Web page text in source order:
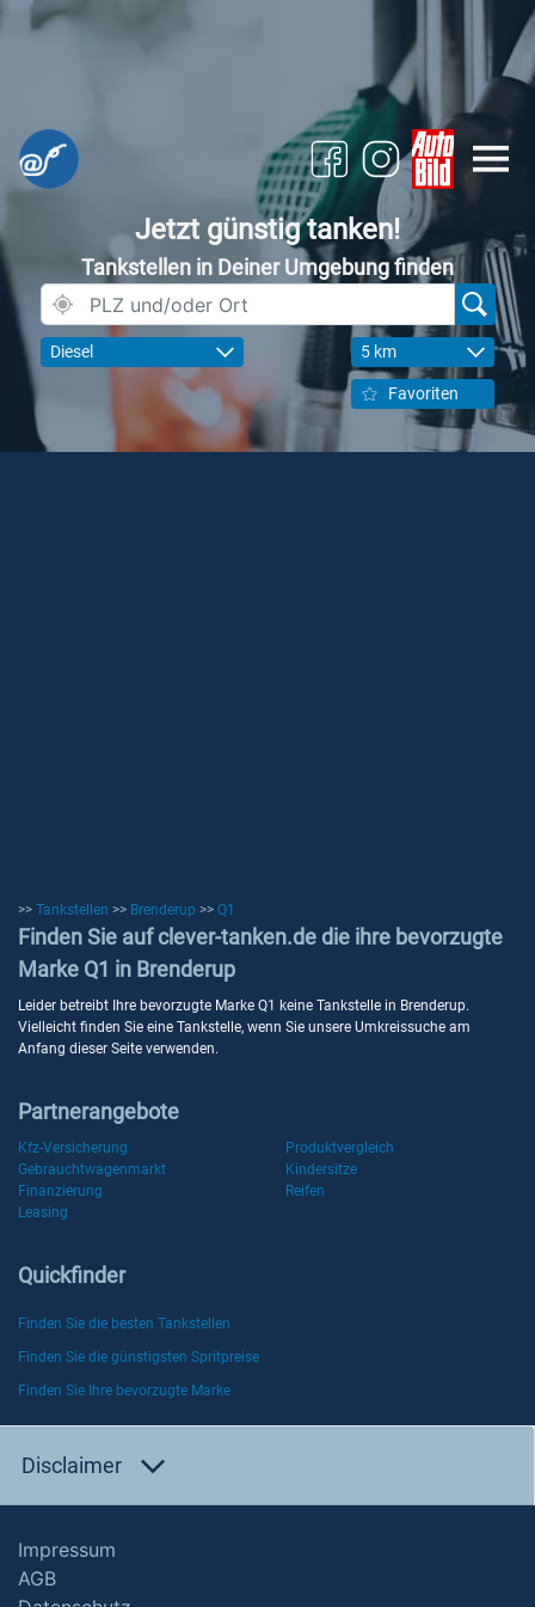
Jetzt günstig tanken!
Tankstellen in Deiner Umgebung finden
Diesel 5 km
Favoriten
>> Tankstellen >> Brenderup >> Q1
Finden Sie auf clever-tanken.de die ihre bevorzugte
Marke Q1 in Brenderup
Leider betreibt Ihre bevorzugte Marke Q1 keine Tankstelle in Brenderup.
Vielleicht finden Sie eine Tankstelle, wenn Sie unsere Umkreissuche am
Anfang dieser Seite verwenden.
Partnerangebote
Kfz-Versicherung
Produktvergleich
Gebrauchtwagenmarkt
Kindersitze
Finanzierung
Reifen
Leasing
Quickfinder
Finden Sie die besten Tankstellen
Finden Sie die günstigsten Spritpreise
Finden Sie Ihre bevorzugte Marke
Disclaimer
Impressum
AGB